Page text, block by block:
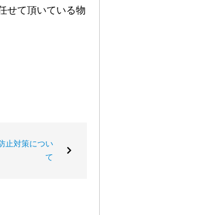
せて頂いている物
止対策につい
て